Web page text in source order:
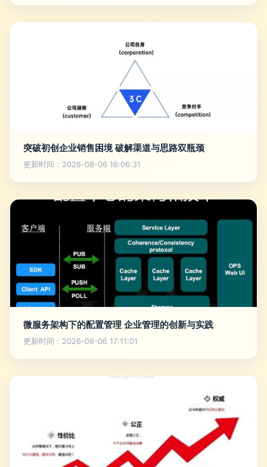
突破初创企业销售困境 破解渠道与思路双瓶颈
更新时间：2026-08-06 16:06:31
微服务架构下的配置管理 企业管理的创新与实践
更新时间：2026-08-06 17:11:01